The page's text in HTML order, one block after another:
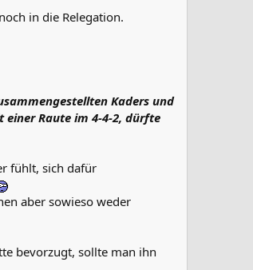
in die Relegation.
Kaders und
einer Raute im 4-4-2, dürfte
fühlt, sich dafür
aber sowieso weder
bevorzugt, sollte man ihn